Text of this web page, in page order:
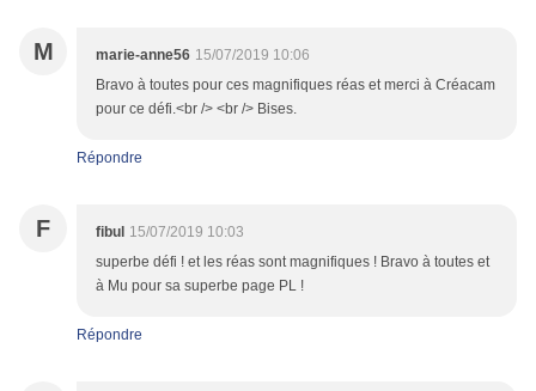
M marie-anne56 15/07/2019 10:06
Bravo à toutes pour ces magnifiques réas et merci à Créacam
pour ce défi.<br /> <br /> Bises.
Répondre
F fibul 15/07/2019 10:03
superbe défi ! et les réas sont magnifiques ! Bravo à toutes et
à Mu pour sa superbe page PL !
Répondre